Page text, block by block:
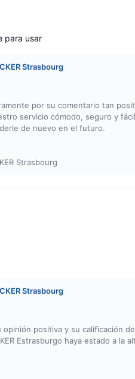
para usar
Strasbourg
por su comentario tan
servicio cómodo, seguro y
de nuevo en el futuro.
Strasbourg
Strasbourg
opinión positiva y su calificación
Estrasburgo haya estado a la